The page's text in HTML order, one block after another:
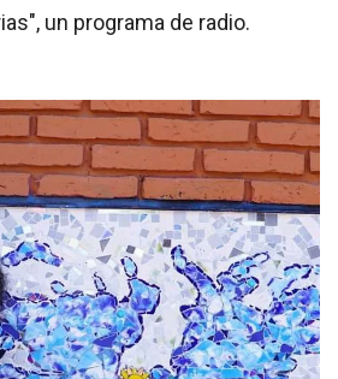
un programa de radio.